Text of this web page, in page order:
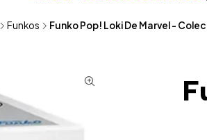
Funkos Funko Pop! Loki De Marvel -